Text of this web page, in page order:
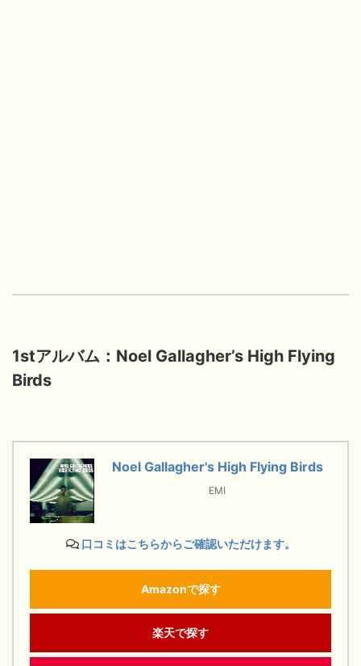
1stアルバム：Noel Gallagher’s High Flying
Birds
Noel Gallagher's High Flying Birds
EMI
口コミはこちらからご確認いただけます。
Amazonで探す
楽天で探す